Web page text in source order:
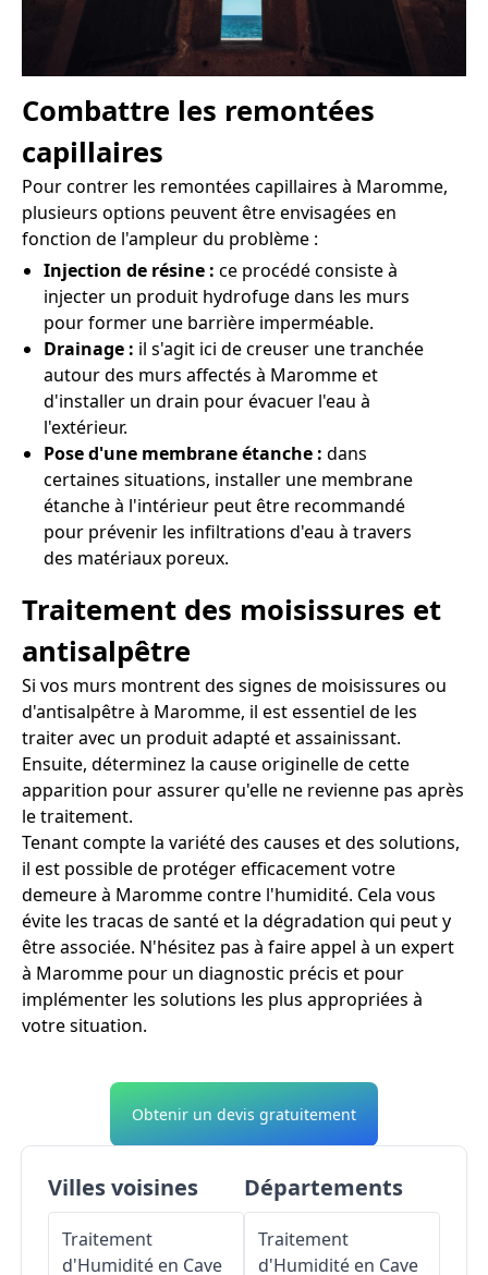
Combattre les remontées
capillaires
Pour contrer les remontées capillaires à Maromme,
plusieurs options peuvent être envisagées en
fonction de l'ampleur du problème :
Injection de résine : ce procédé consiste à
injecter un produit hydrofuge dans les murs
pour former une barrière imperméable.
Drainage : il s'agit ici de creuser une tranchée
autour des murs affectés à Maromme et
d'installer un drain pour évacuer l'eau à
l'extérieur.
Pose d'une membrane étanche : dans
certaines situations, installer une membrane
étanche à l'intérieur peut être recommandé
pour prévenir les infiltrations d'eau à travers
des matériaux poreux.
Traitement des moisissures et
antisalpêtre
Si vos murs montrent des signes de moisissures ou
d'antisalpêtre à Maromme, il est essentiel de les
traiter avec un produit adapté et assainissant.
Ensuite, déterminez la cause originelle de cette
apparition pour assurer qu'elle ne revienne pas après
le traitement.
Tenant compte la variété des causes et des solutions,
il est possible de protéger efficacement votre
demeure à Maromme contre l'humidité. Cela vous
évite les tracas de santé et la dégradation qui peut y
être associée. N'hésitez pas à faire appel à un expert
à Maromme pour un diagnostic précis et pour
implémenter les solutions les plus appropriées à
votre situation.
Obtenir un devis gratuitement
Villes voisines
Traitement
d'Humidité en Cave
Départements
Traitement
d'Humidité en Cave